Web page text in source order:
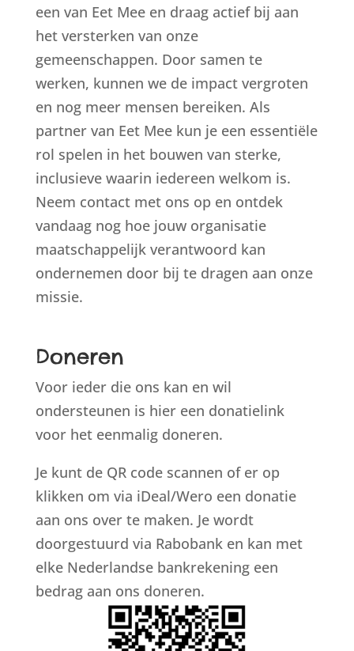
een van Eet Mee en draag actief bij aan
het versterken van onze
gemeenschappen. Door samen te
werken, kunnen we de impact vergroten
en nog meer mensen bereiken. Als
partner van Eet Mee kun je een essentiële
rol spelen in het bouwen van sterke,
inclusieve waarin iedereen welkom is.
Neem contact met ons op en ontdek
vandaag nog hoe jouw organisatie
maatschappelijk verantwoord kan
ondernemen door bij te dragen aan onze
missie.
Doneren
Voor ieder die ons kan en wil
ondersteunen is hier een donatielink
voor het eenmalig doneren.
Je kunt de QR code scannen of er op
klikken om via iDeal/Wero een donatie
aan ons over te maken. Je wordt
doorgestuurd via Rabobank en kan met
elke Nederlandse bankrekening een
bedrag aan ons doneren.